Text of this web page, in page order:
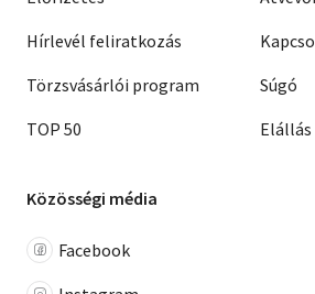
Hírlevél feliratkozás
Törzsvásárlói program
TOP 50
Súgó
Elállás
Közösségi média
Facebook